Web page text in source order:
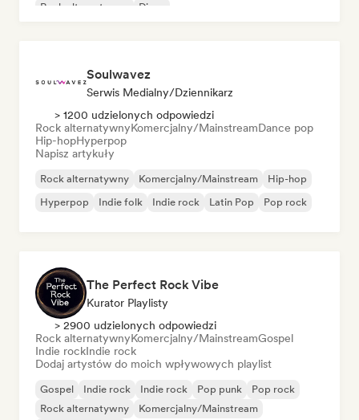
Rock alternatywny
Disco
Soulwavez
Serwis Medialny/Dziennikarz
> 1200 udzielonych odpowiedzi
Rock alternatywnyKomercjalny/MainstreamDance pop
Hip-hopHyperpop
Napisz artykuły
Rock alternatywny Komercjalny/Mainstream
Hip-hop
Hyperpop
Indie folk Indie rock Latin Pop Pop rock
The Perfect Rock Vibe
Kurator Playlisty
> 2900 udzielonych odpowiedzi
Rock alternatywnyKomercjalny/MainstreamGospel
Indie rockIndie rock
Dodaj artystów do moich wpływowych playlist
Gospel Indie rock Indie rock Pop punk
Pop rock
Rock alternatywny
Komercjalny/Mainstream